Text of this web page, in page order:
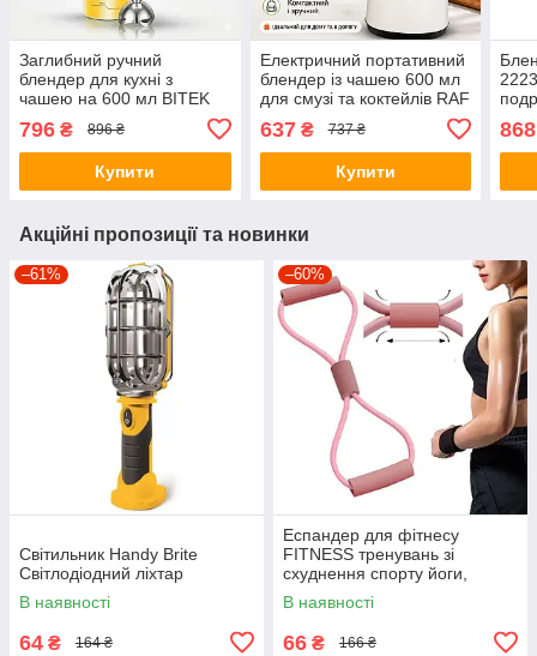
Заглибний ручний
блендер для кухні з
чашею на 600 мл BITEK
Блендер з металевою
ніжкою
796 ₴ 896 ₴
Купити
Електричний портативний
блендер із чашею 600 мл
для смузі та коктейлів RAF
637₴ 737 ₴
Купити
868
Акційні пропозиції та новинки
–61%
Світильник Handy Brite
Світлодіодний ліхтар
В наявності
64 ₴ 164 ₴
–60%
Еспандер для фітнесу
FITNESS тренувань зі
схуднення спорту йоги,
вісімка, для чоловіків жінок
В наявності
66 ₴ 166 ₴